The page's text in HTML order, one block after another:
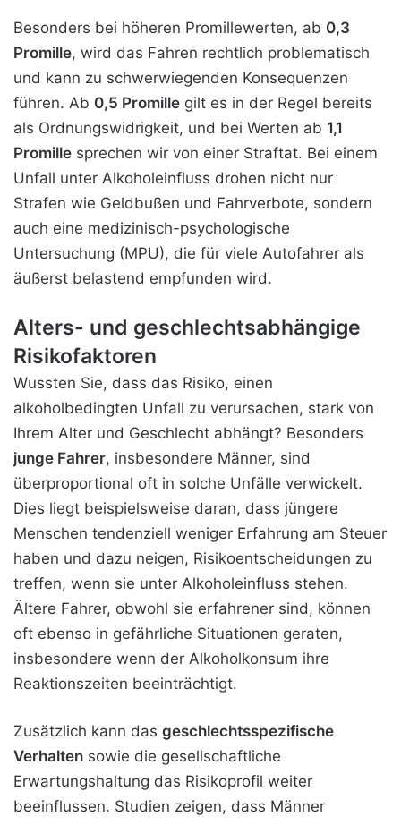
Besonders bei höheren Promillewerten, ab 0,3
Promille, wird das Fahren rechtlich problematisch
und kann zu schwerwiegenden Konsequenzen
führen. Ab 0,5 Promille gilt es in der Regel bereits
als Ordnungswidrigkeit, und bei Werten ab 1,1
Promille sprechen wir von einer Straftat. Bei einem
Unfall unter Alkoholeinfluss drohen nicht nur
Strafen wie Geldbußen und Fahrverbote, sondern
auch eine medizinisch-psychologische
Untersuchung (MPU), die für viele Autofahrer als
äußerst belastend empfunden wird.
Alters- und geschlechtsabhängige
Risikofaktoren
Wussten Sie, dass das Risiko, einen
alkoholbedingten Unfall zu verursachen, stark von
Ihrem Alter und Geschlecht abhängt? Besonders
junge Fahrer, insbesondere Männer, sind
überproportional oft in solche Unfälle verwickelt.
Dies liegt beispielsweise daran, dass jüngere
Menschen tendenziell weniger Erfahrung am Steuer
haben und dazu neigen, Risikoentscheidungen zu
treffen, wenn sie unter Alkoholeinfluss stehen.
Ältere Fahrer, obwohl sie erfahrener sind, können
oft ebenso in gefährliche Situationen geraten,
insbesondere wenn der Alkoholkonsum ihre
Reaktionszeiten beeinträchtigt.
Zusätzlich kann das geschlechtsspezifische
Verhalten sowie die gesellschaftliche
Erwartungshaltung das Risikoprofil weiter
beeinflussen. Studien zeigen, dass Männer